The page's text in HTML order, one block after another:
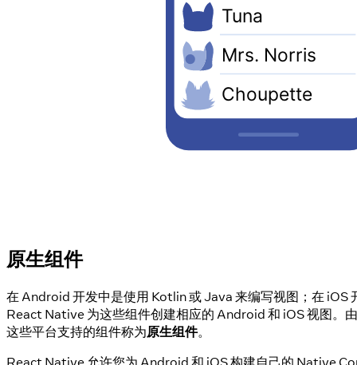
原生组件
在 Android 开发中是使用 Kotlin 或 Java 来编写视图；在
React Native 为这些组件创建相应的 Android 和 iOS 视图。
这些平台支持的组件称为原生组件。